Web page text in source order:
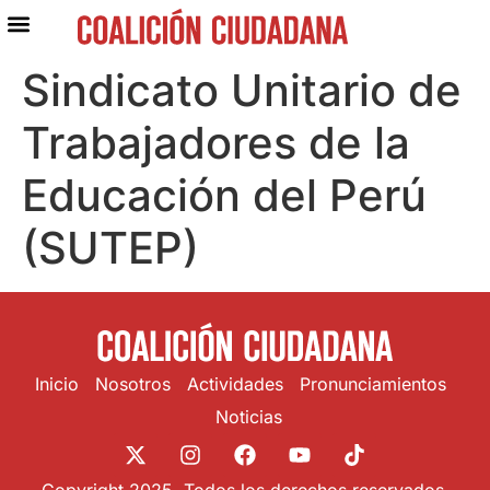
Sindicato Unitario de
Trabajadores de la
Educación del Perú
(SUTEP)
Inicio Nosotros Actividades
Pronunciamientos
Noticias